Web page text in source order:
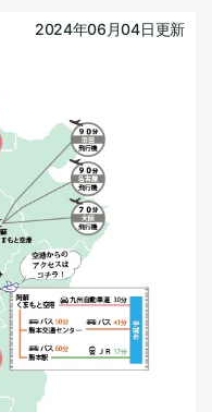
2024年06月04日更新